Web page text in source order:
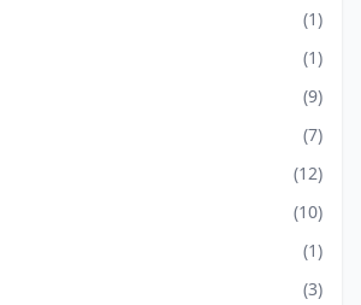
(1)
(1)
(9)
(7)
(12)
(10)
(1)
(3)